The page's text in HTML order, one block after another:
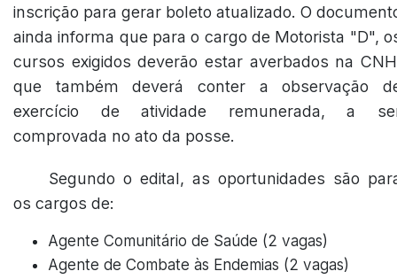
inscrição para gerar boleto atualizado. O
ainda informa que para o cargo de Motorista "D",
cursos exigidos deverão estar averbados na
que também deverá conter a observação
exercício de atividade remunerada, a
comprovada no ato da posse.
Segundo o edital, as oportunidades são
os cargos de:
Agente Comunitário de Saúde (2 vagas)
Agente de Combate às Endemias (2 vagas)